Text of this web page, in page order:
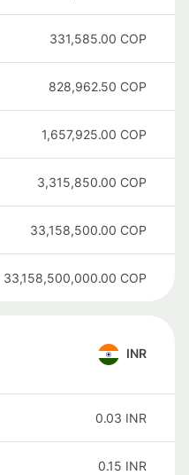
331,585.00 COP
828,962.50 COP
1,657,925.00 COP
3,315,850.00 COP
33,158,500.00 COP
33,158,500,000.00 COP
INR
0.03 INR
0.15 INR